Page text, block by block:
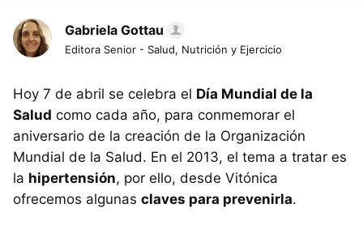
Gabriela Gottau
Editora Senior - Salud, Nutrición y Ejercicio
Hoy 7 de abril se celebra el Día Mundial de la
Salud como cada año, para conmemorar el
aniversario de la creación de la Organización
Mundial de la Salud. En el 2013, el tema a tratar es
la hipertensión, por ello, desde Vitónica
ofrecemos algunas claves para prevenirla.